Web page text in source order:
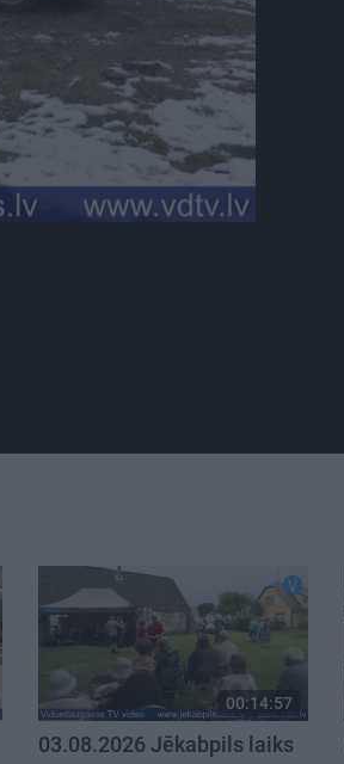
00:14:57
03.08.2026 Jēkabpils laiks